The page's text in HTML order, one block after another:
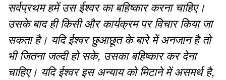
सर्वप्रथम हमें उस ईश्वर का बहिष्कार करना चाहिए।
उसके बाद ही किसी और कार्यक्रम पर विचार किया जा
सकता है। यदि ईश्वर छुआछूत के बारे में अनजान है तो
भी जितना जल्दी हो सके, उसका बहिष्कार कर देना
चाहिए। यदि ईश्वर इस अन्याय को मिटाने में असमर्थ है,